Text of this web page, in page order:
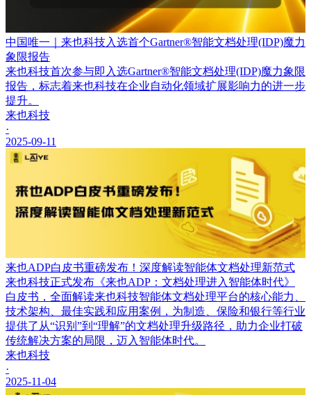
中国唯一｜来也科技入选首个Gartner®智能文档处理(IDP)魔力
象限报告
来也科技首次参与即入选Gartner®智能文档处理(IDP)魔力象限
报告，标志着来也科技在企业自动化领域扩展影响力的进一步
提升。
来也科技
·
2025-09-11
来也ADP白皮书重磅发布！深度解读智能体文档处理新范式
来也科技正式发布《来也ADP：文档处理进入智能体时代》
白皮书，全面解读来也科技智能体文档处理平台的核心能力、
技术架构、最佳实践和应用案例，为制造、保险和银行等行业
提供了从“识别”到“理解”的文档处理升级路径，助力企业打破
传统解决方案的局限，迈入智能体时代。
来也科技
·
2025-11-04